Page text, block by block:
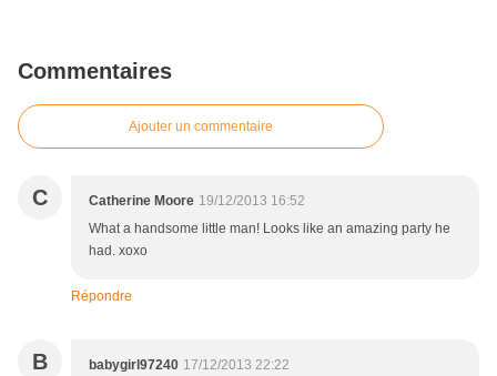
Commentaires
Ajouter un commentaire
C Catherine Moore 19/12/2013 16:52
What a handsome little man! Looks like an amazing party he
had. xoxo
Répondre
B babygirl97240 17/12/2013 22:22